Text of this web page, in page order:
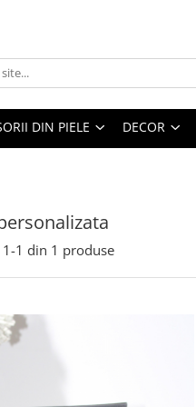
DIN PIELE DECOR
1-1 din 1 produse